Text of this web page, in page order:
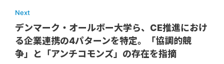
Next
デンマーク・オールボー大学ら、CE推進におけ
る企業連携の4パターンを特定。「協調的競
争」と「アンチコモンズ」の存在を指摘